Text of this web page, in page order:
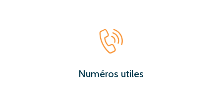
Numéros utiles